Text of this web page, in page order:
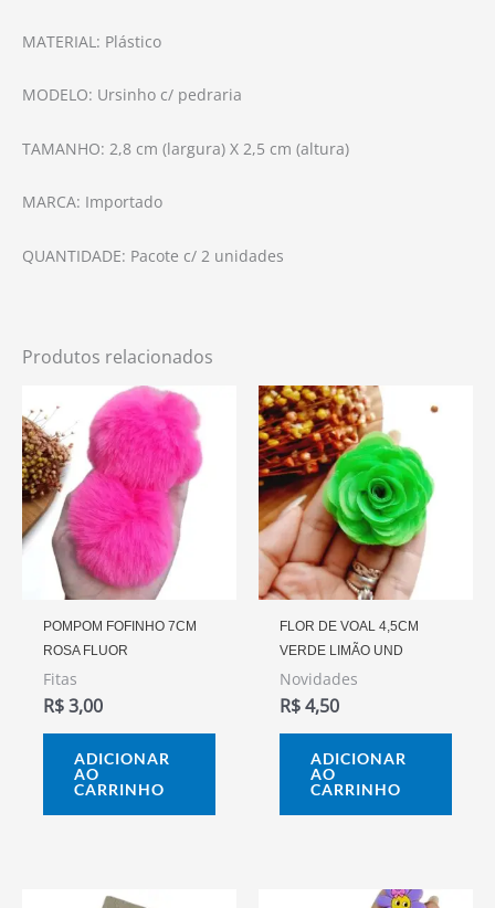
MATERIAL: Plástico
MODELO: Ursinho c/ pedraria
TAMANHO: 2,8 cm (largura) X 2,5 cm (altura)
MARCA: Importado
QUANTIDADE: Pacote c/ 2 unidades
Produtos relacionados
POMPOM FOFINHO 7CM
ROSA FLUOR
Fitas
R$3,00
ADICIONAR
AO
CARRINHO
FLOR DE VOAL 4,5CM
VERDE LIMÃO UND
Novidades
R$4,50
ADICIONAR
AO
CARRINHO